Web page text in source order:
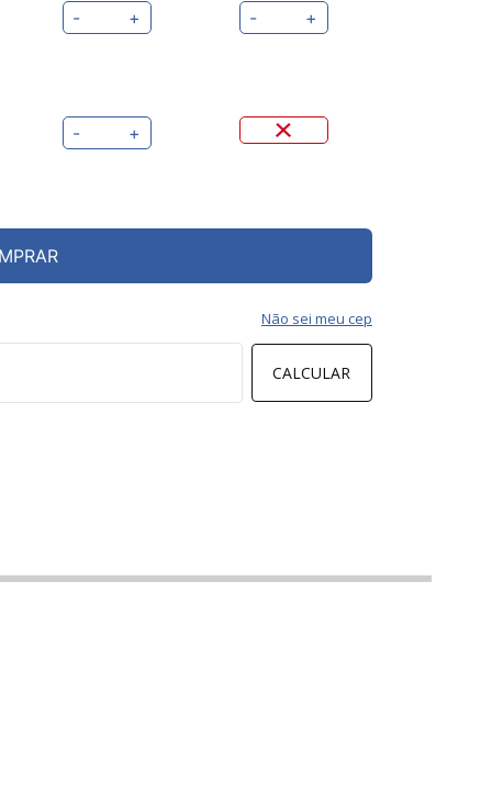
- + - +
- +
CALCULAR
Não sei meu cep